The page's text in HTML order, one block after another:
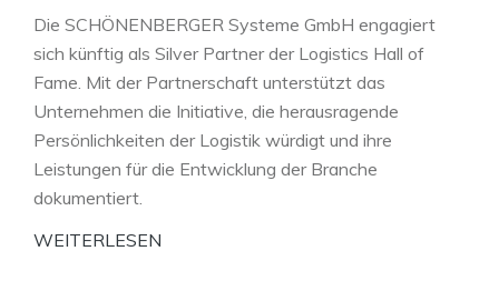
Die SCHÖNENBERGER Systeme GmbH engagiert
sich künftig als Silver Partner der Logistics Hall of
Fame. Mit der Partnerschaft unterstützt das
Unternehmen die Initiative, die herausragende
Persönlichkeiten der Logistik würdigt und ihre
Leistungen für die Entwicklung der Branche
dokumentiert.
WEITERLESEN